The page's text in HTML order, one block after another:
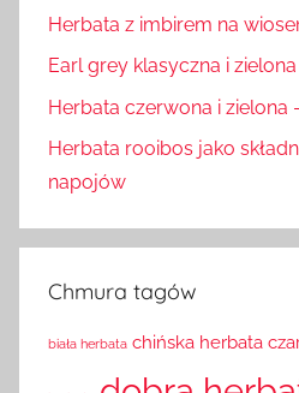
Herbata z imbirem na
Earl grey klasyczna i zielona
Herbata czerwona i zielona
Herbata rooibos jako
napojów
Chmura tagów
biała herbata chińska herbata